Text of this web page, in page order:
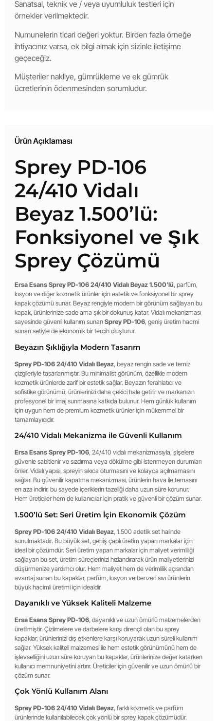
Sanatsal, teknik ve / veya uyumluluk testleri için
örnekler verilmektedir.
Numunelerin ticari değeri yoktur. Birden fazla örneğe
ihtiyacınız varsa, ek bilgi almak için sizinle iletişime
geçeceğiz.
Müşteriler nakliye, gümrükleme ve ek gümrük
ücretlerinin ödenmesinden sorumludur.
Ürün Açıklaması
Sprey PD-106
24/410 Vidalı
Beyaz 1.500’lü:
Fonksiyonel ve Şık
Sprey Çözümü
Ersa Esans Sprey PD-106 24/410 Vidalı Beyaz 1.500’lü, parfüm,
losyon ve diğer kozmetik ürünler için estetik ve fonksiyonel bir sprey
kapak çözümü sunar. Beyaz rengiyle modern bir görünüm sağlayan bu
kapak, ürünlerinize sade ama şık bir dokunuş katar. Vidalı mekanizması
sayesinde güvenli kullanım sunanSprey PD-106, geniş üretim hacmi
sunan setiyle de ekonomik bir tercih oluşturur.
Beyazın Şıklığıyla Modern Tasarım
Sprey PD-106 24/410 Vidalı Beyaz, beyaz rengin sade ve temiz
çizgileriyle tasarlanmıştır. Bu minimalist görünüm, özellikle modern
kozmetik ürünlerde zarif bir estetik sağlar. Beyazın ferahlatıcı ve
sofistike görünümü, ürünlerinizi daha çekici hale getirir ve markanızın
profesyonel bir imaj sunmasına katkıda bulunur. Hem günlük kullanım
için uygun hem de premium kozmetik ürünler için mükemmel bir
tamamlayıcıdır.
24/410 Vidalı Mekanizma ile Güvenli Kullanım
Ersa Esans Sprey PD-106, 24/410 vidalı mekanizmasıyla, şişelere
güvenle sabitlenir ve sızdırma veya dökülme gibi istenmeyen durumları
önler. Vidalı yapısı, spreyin sıkıca oturmasını ve kolayca açılmamasını
sağlar. Bu güvenilir kapatma mekanizması, ürünlerin hava ile temasını
en aza indirir, bu sayede içeriklerin tazeliği daha uzun süre korunur.
Hem üreticiler hem de kullanıcılar için pratik ve güvenli bir çözüm sunar.
1.500’lü Set: Seri Üretim İçin Ekonomik Çözüm
Sprey PD-106 24/410 Vidalı Beyaz, 1.500 adetlik set halinde
sunulmaktadır. Bu büyük set, geniş çaplı üretim yapan markalar için
ideal bir çözümdür. Seri üretim yapan markalar için maliyet verimliliği
sağlayan bu set, üretim süreçlerinizi hızlandırarak ürün maliyetlerinizi
düşürmenize yardımcı olur. Hem maliyet hem de verimlilik açısından
avantaj sunan bu kapaklar, parfüm, losyon ve benzeri sıvı ürünlerin
büyük hacimli üretimi için idealdir.
Dayanıklı ve Yüksek Kaliteli Malzeme
Ersa Esans Sprey PD-106, dayanıklı ve uzun ömürlü malzemelerden
üretilmiştir. Çizilmelere ve darbelere karşı dirençli olan bu sprey
kapaklar, ürünlerinizi dış etkenlere karşı koruyarak uzun süreli kullanım
sağlar. Yüksek kaliteli malzemesi ile hem estetik görünümünü hem de
işlevselliğini uzun süre koruyan bu kapaklar, ürünlerinize değer katarken
kullanıcı memnuniyetini artırır. Üreticiler için güvenilir ve uzun ömürlü bir
çözüm sunar.
Çok Yönlü Kullanım Alanı
Sprey PD-106 24/410 Vidalı Beyaz, farklı kozmetik ve parfüm
ürünlerinde kullanılabilecek çok yönlü bir sprey kapak çözümüdür.